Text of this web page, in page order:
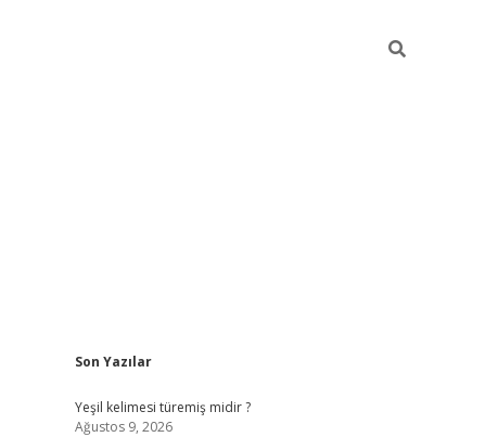
Sidebar
Son Yazılar
Yeşil kelimesi türemiş midir ?
Ağustos 9, 2026